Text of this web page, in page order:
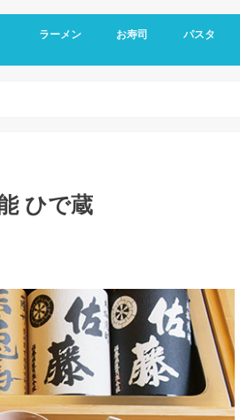
ラーメン お寿司 パスタ
ひで蔵